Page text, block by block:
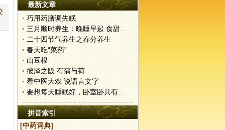
最新文章
巧用药膳调失眠
三月顺时养生：晚睡早起 食甜养肝
二十四节气养生之春分养生
春天吃“菜药”
山豆根
彼泽之阪 有蒲与荷
看中医大戏 说语言文字
要想每天睡眠好，卧室卧具有讲究
拼音索引
[中药词典]